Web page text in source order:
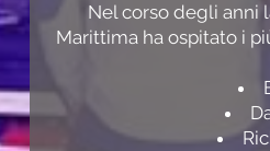
Nel corso degli anni
Marittima ha ospitato i